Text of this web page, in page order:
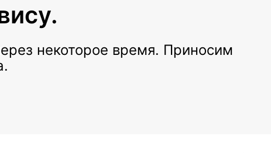
некоторое время. Приносим